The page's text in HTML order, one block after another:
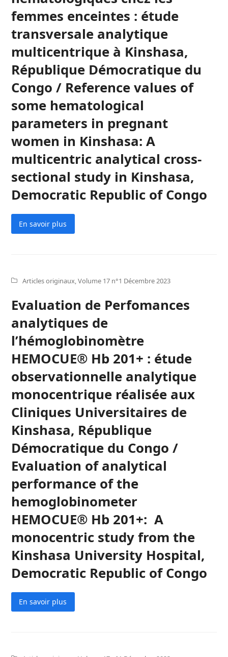
femmes enceintes : étude
transversale analytique
multicentrique à Kinshasa,
République Démocratique du
Congo / Reference values of
some hematological
parameters in pregnant
women in Kinshasa: A
multicentric analytical cross-
sectional study in Kinshasa,
Democratic Republic of Congo
En savoir plus
Articles originaux ,Volume 17 n°1 Décembre 2023
Evaluation de Perfomances
analytiques de
l’hémoglobinomètre
HEMOCUE® Hb 201+ : étude
observationnelle analytique
monocentrique réalisée aux
Cliniques Universitaires de
Kinshasa, République
Démocratique du Congo /
Evaluation of analytical
performance of the
hemoglobinometer
HEMOCUE® Hb 201+: A
monocentric study from the
Kinshasa University Hospital,
Democratic Republic of Congo
En savoir plus